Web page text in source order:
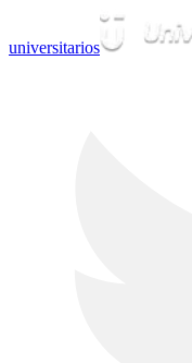
universitarios